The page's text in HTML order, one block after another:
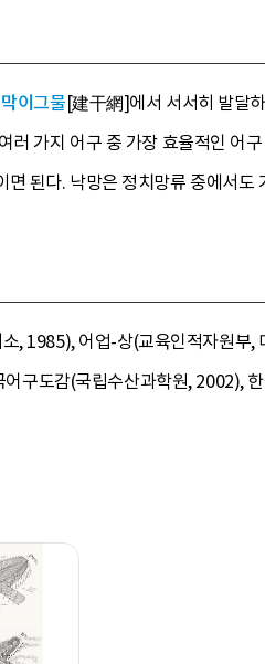
이그물[建干網]에서 서서히 발달
러 가지 어구 중 가장 효율적인 어
면 된다. 낙망은 정치망류 중에서
, 1985), 어업-상(교육인적자원
어구도감(국립수산과학원,